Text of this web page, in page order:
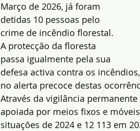
Março de 2026, já foram
detidas 10 pessoas pelo
crime de incêndio florestal.
A protecção da floresta
passa igualmente pela sua
defesa activa contra os
no alerta precoce destas
Através da vigilância
apoiada por meios fixos e
situações de 2024 e 12 113 em